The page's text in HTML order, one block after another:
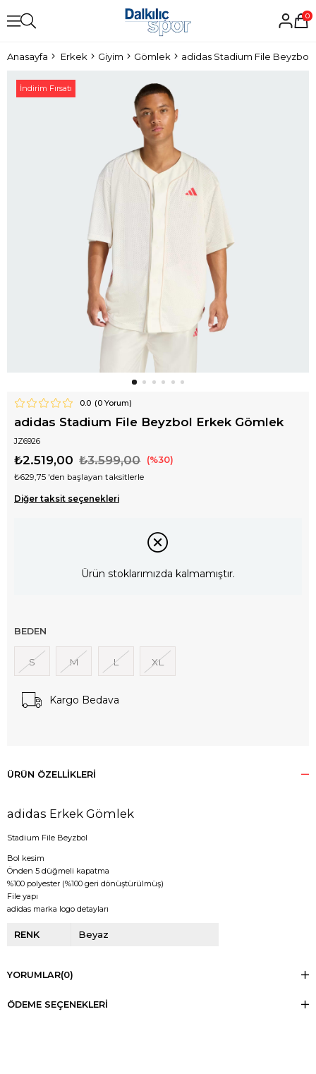
0
Anasayfa Erkek Giyim Gömlek adidas Stadium File Beyzbol
İndirim Fırsatı
0.0 (0Yorum)
adidas Stadium File Beyzbol Erkek Gömlek
JZ6926
₺3.599,00
₺2.519,00 30
₺629,75 'den başlayan taksitlerle
Diğer taksit seçenekleri
Ürün stoklarımızda kalmamıştır.
BEDEN
S M L XL
Kargo Bedava
ÜRÜN ÖZELLIKLERI
adidas Erkek Gömlek
Stadium File Beyzbol
Bol kesim
Önden 5 düğmeli kapatma
%100 polyester (%100 geri dönüştürülmüş)
File yapı
adidas marka logo detayları
RENK Beyaz
YORUMLAR(0)
ÖDEME SEÇENEKLERI